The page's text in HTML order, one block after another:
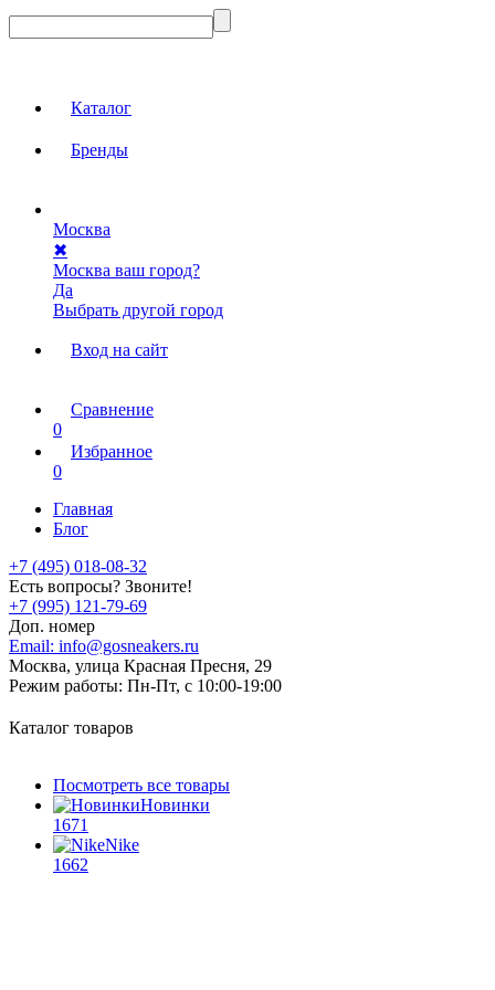
Каталог
Бренды
Москва
✖
Москва ваш город?
Да
Выбрать другой город
Вход на сайт
Сравнение
0
Избранное
0
Главная
Блог
+7 (495) 018-08-32
Есть вопросы? Звоните!
+7 (995) 121-79-69
Доп. номер
Email: info@gosneakers.ru
Москва, улица Красная Пресня, 29
Режим работы: Пн-Пт, с 10:00-19:00
Каталог товаров
Посмотреть все товары
Новинки
1671
Nike
1662